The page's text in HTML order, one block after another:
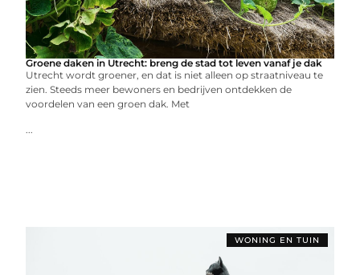
Groene daken in Utrecht: breng de stad tot leven vanaf je dak
Utrecht wordt groener, en dat is niet alleen op straatniveau te
zien. Steeds meer bewoners en bedrijven ontdekken de
voordelen van een groen dak. Met
...
WONING EN TUIN